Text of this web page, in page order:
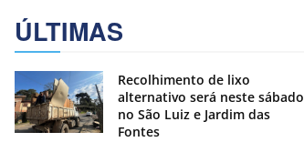
ÚLTIMAS
Recolhimento de lixo
alternativo será neste sábado
no São Luiz e Jardim das
Fontes